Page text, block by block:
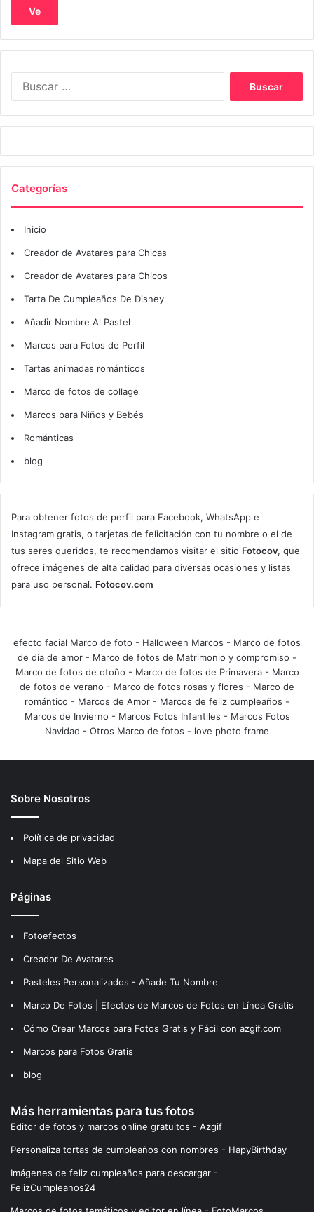
Ve
Categorías
Inicio
Creador de Avatares para Chicas
Creador de Avatares para Chicos
Tarta De Cumpleaños De Disney
Añadir Nombre Al Pastel
Marcos para Fotos de Perfil
Tartas animadas románticos
Marco de fotos de collage
Marcos para Niños y Bebés
Románticas
blog
Para obtener fotos de perfil para Facebook, WhatsApp e
Instagram gratis, o tarjetas de felicitación con tu nombre o el de
tus seres queridos, te recomendamos visitar el sitio Fotocov, que
ofrece imágenes de alta calidad para diversas ocasiones y listas
para uso personal. Fotocov.com
efecto facial Marco de foto - Halloween Marcos - Marco de fotos
de día de amor - Marco de fotos de Matrimonio y compromiso -
Marco de fotos de otoño - Marco de fotos de Primavera- Marco
de fotos de verano - Marco de fotos rosas y flores - Marco de
romántico - Marcos de Amor - Marcos de feliz cumpleaños -
Marcos de Invierno - Marcos Fotos Infantiles - Marcos Fotos
Navidad - Otros Marco de fotos - love photo frame
Sobre Nosotros
Política de privacidad
Mapa del Sitio Web
Páginas
Fotoefectos
Creador De Avatares
Pasteles Personalizados - Añade Tu Nombre
Marco De Fotos | Efectos de Marcos de Fotos en Línea Gratis
Cómo Crear Marcos para Fotos Gratis y Fácil con azgif.com
Marcos para Fotos Gratis
blog
Más herramientas para tus fotos
Editor de fotos y marcos online gratuitos - Azgif
Personaliza tortas de cumpleaños con nombres - HapyBirthday
Imágenes de feliz cumpleaños para descargar -
FelizCumpleanos24